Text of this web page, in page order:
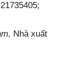
, Nhà xuất